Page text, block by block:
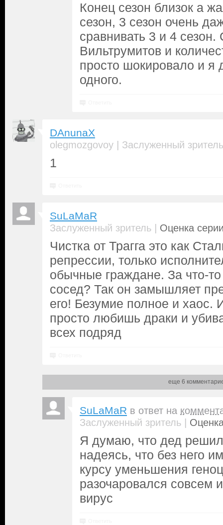
Конец сезон близок а
сезон, 3 сезон очень
сравнивать 3 и 4 сезон.
Вильтрумитов и
просто шокировало и
одного.
DAnunaX
olegmozgovoy | Заслуженный зритель
1
SuLaMaR
Заслуженный зритель | Оценка
Чистка от Трагга это как
репрессии, только
обычные граждане. За что-
сосед? Так он замышляет
его! Безумие полное и хаос.
просто любишь драки и
всех подряд
еще 6
SuLaMaR в ответ на
Заслуженный зритель |
Я думаю, что дед
надеясь, что без него
курсу уменьшения
разочаровался совсем
вирус